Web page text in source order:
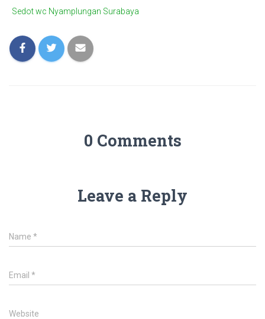
Sedot wc Nyamplungan Surabaya
0 Comments
Leave a Reply
Name *
Email *
Website